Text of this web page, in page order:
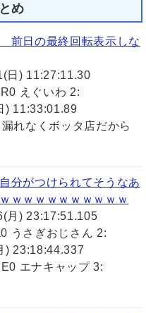
め
前日の最終回転表示しな
日) 11:27:11.30
えぐいわ 2:
) 11:33:01.89
れなくボッタ店だから
分がつけられてそうなあ
ｗｗｗｗｗｗｗｗｗｗ
月) 23:17:51.105
うさぎおじさん 2:
) 23:18:44.337
エナキャップ 3: